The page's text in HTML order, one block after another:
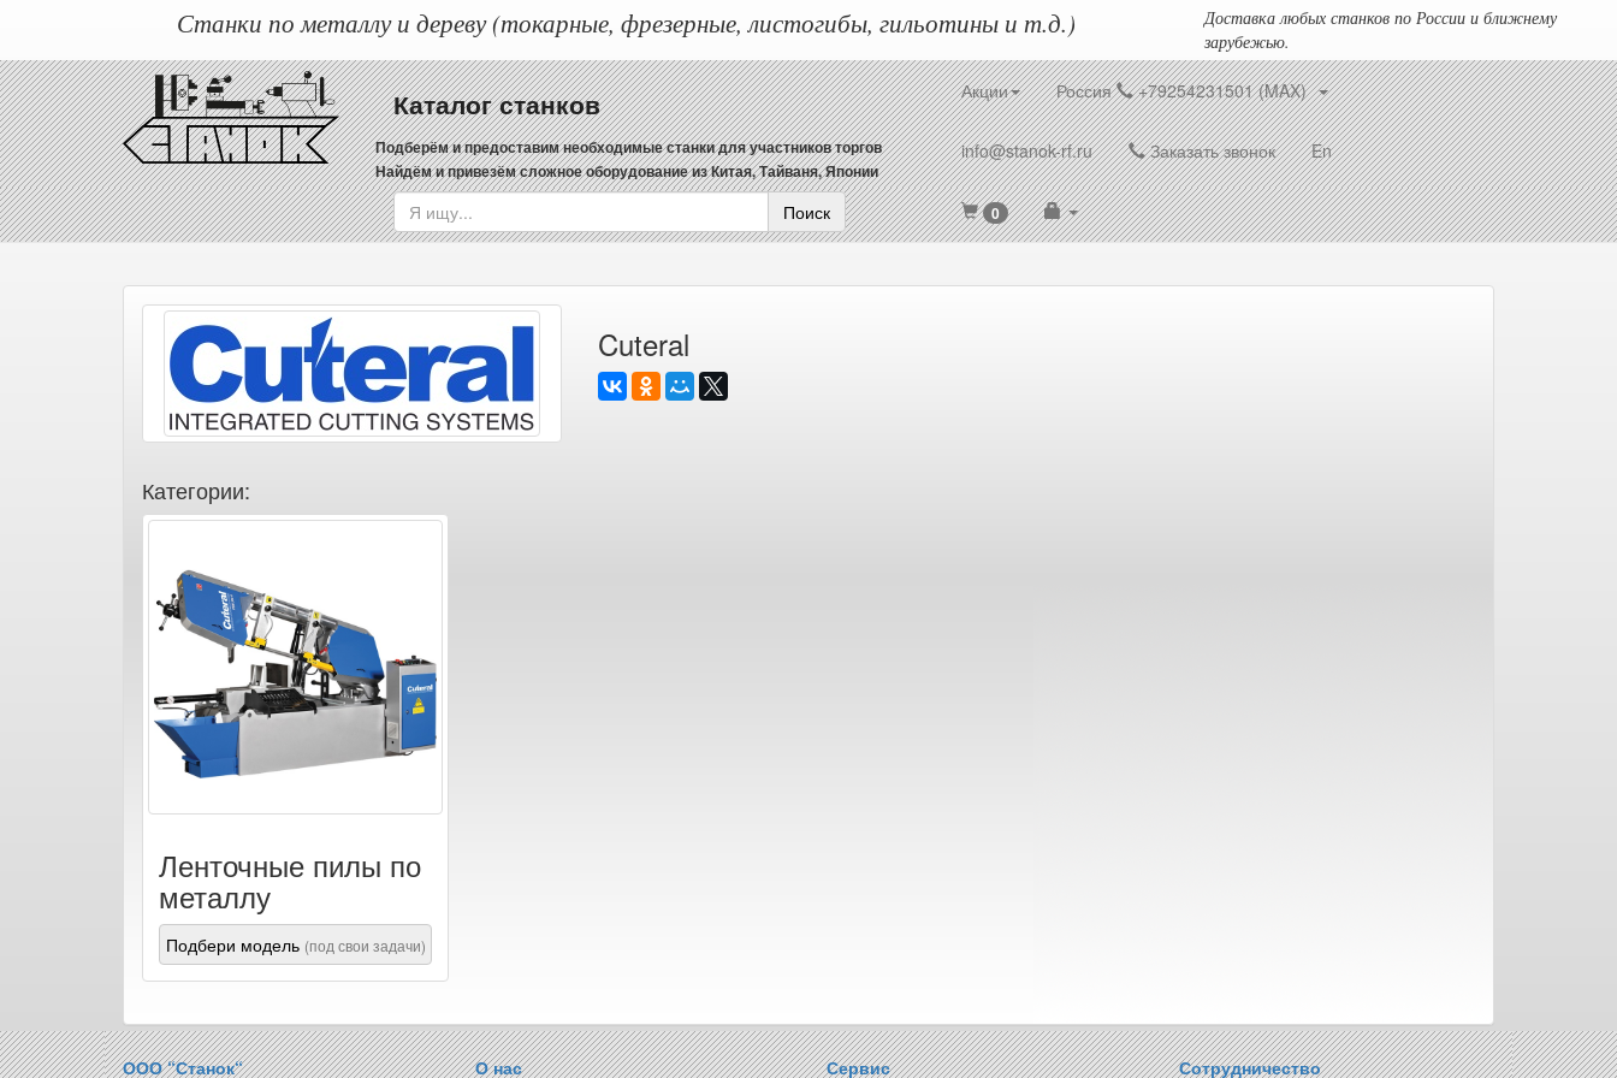
Станки по металлу и дереву (токарные, фрезерные, листогибы, гильотины и т.д.)
Доставка любых станков по России и ближнему
зарубежью.
Каталог станков
Подберём и предоставим необходимые станки для участников торгов
Найдём и привезём сложное оборудование из Китая, Тайваня, Японии
Поиск
Акции Россия +79254231501 (MAX)
info@stanok-rf.ru Заказать звонок En
0
Cuteral
Категории:
Ленточные пилы по
металлу
Подбери модель (под свои задачи)
ООО “Станок“ О нас Сервис Сотрудничество